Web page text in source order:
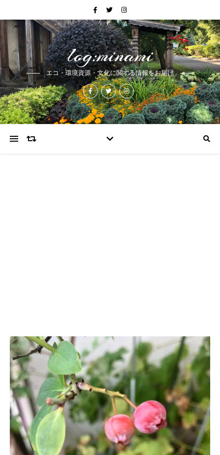
log:minami
エコ・環境資源・文化に関する情報をお届け